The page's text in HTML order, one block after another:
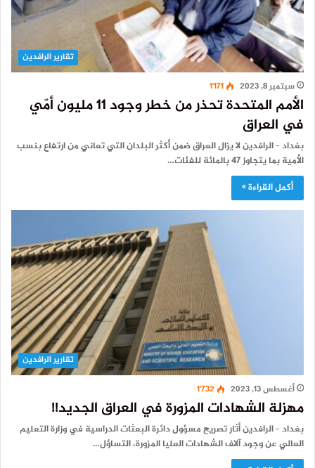
تقارير الرافدين
سبتمبر 8, 2023
1٬171
الأمم المتحدة تحذر من خطر وجود 11 مليون أمّي
في العراق
بغداد – الرافدين لا يزال العراق ضمن أكثر البلدان التي تعاني من ارتفاع بنسب
الأمية بما يتجاوز 47 بالمائة للفئات…
أكمل القراءة »
تقارير الرافدين
أغسطس 13, 2023
1٬732
مهزلة الشهادات المزورة في العراق الجديد!!
بغداد – الرافدين أثار تصريح مسؤول دائرة البعثات الدراسية في وزارة التعليم
العالي عن وجود آلاف الشهادات العليا المزورة، التساؤل…